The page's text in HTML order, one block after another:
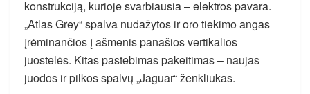
konstrukciją, kurioje svarbiausia – elektros pavara.
„Atlas Grey“ spalva nudažytos ir oro tiekimo angas
įrėminančios į ašmenis panašios vertikalios
juostelės. Kitas pastebimas pakeitimas – naujas
juodos ir pilkos spalvų „Jaguar“ ženkliukas.